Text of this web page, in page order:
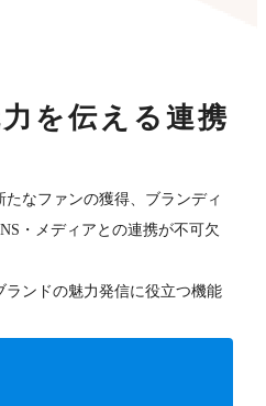
を伝える連携
なファンの獲得、ブランディ
・メディアとの連携が不可欠
ンドの魅力発信に役立つ機能